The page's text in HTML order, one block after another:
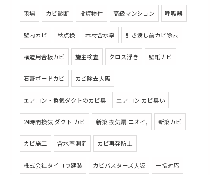
現場 カビ診断 投資物件 高級マンション 呼吸器
壁内カビ 秋点検 木材含水率 引き渡し前カビ除去
構造用合板カビ 施主検査 クロス浮き 壁紙カビ
石膏ボードカビ カビ除去大阪
エアコン・換気ダクトのカビ臭 エアコン カビ臭い
24時間換気 ダクト カビ 新築 換気扇 ニオイ, 新築カビ
カビ施工 含水率測定 カビ再発防止
株式会社タイコウ建装 カビバスターズ大阪 一括対応